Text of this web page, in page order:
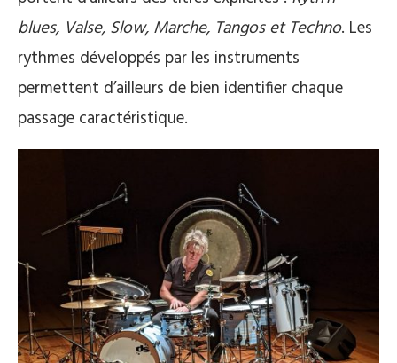
blues, Valse, Slow, Marche, Tangos et Techno. Les
rythmes développés par les instruments
permettent d’ailleurs de bien identifier chaque
passage caractéristique.